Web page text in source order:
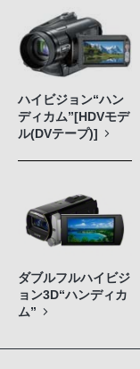
ハイビジョン“ハン
ディカム”[HDVモデ
ル(DVテープ)]
ダブルフルハイビジ
ョン3D“ハンディカ
ム”